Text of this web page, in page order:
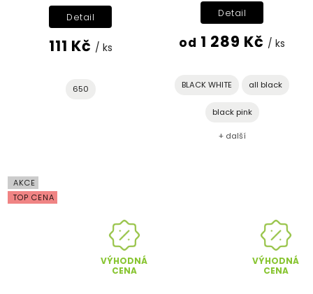
111 Kč / ks
Detail
650
od 1 289 Kč / ks
Detail
BLACK WHITE all black
black pink
+ další
AKCE
TOP CENA
VÝHODNÁ
CENA
VÝHODNÁ
CENA